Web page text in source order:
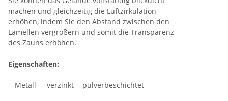
machen und gleichzeitig die Luftzirkulation
erhöhen, indem Sie den Abstand zwischen den
Lamellen vergrößern und somit die Transparenz
des Zauns erhöhen.
Eigenschaften:
- Metall - verzinkt - pulverbeschichtet